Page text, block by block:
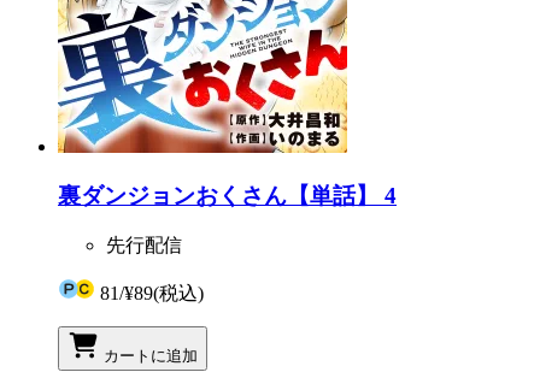
裏ダンジョンおくさん【単話】 4
先行配信
81/¥89(税込)
カートに追加